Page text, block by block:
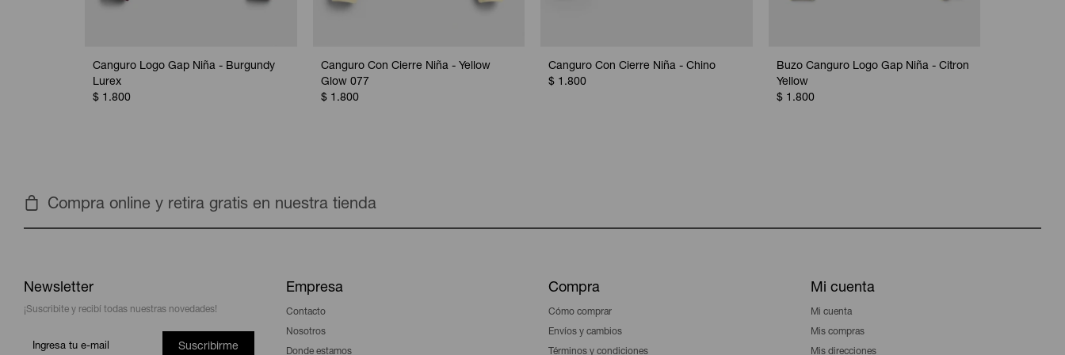
Canguro Logo Gap Niña - Burgundy
Lurex
$ 1.800
Canguro Con Cierre Niña - Yellow
Glow 077
$ 1.800
Canguro Con Cierre Niña - Chino
$ 1.800
Buzo Canguro Logo Gap Niña - Citron
Yellow
$ 1.800
Compra online y retira gratis en nuestra tienda
Newsletter
¡Suscribite y recibí todas nuestras novedades!
Suscribirme
Empresa
Contacto
Nosotros
Donde estamos
Compra
Cómo comprar
Envíos y cambios
Términos y condiciones
Mi cuenta
Mi cuenta
Mis compras
Mis direcciones